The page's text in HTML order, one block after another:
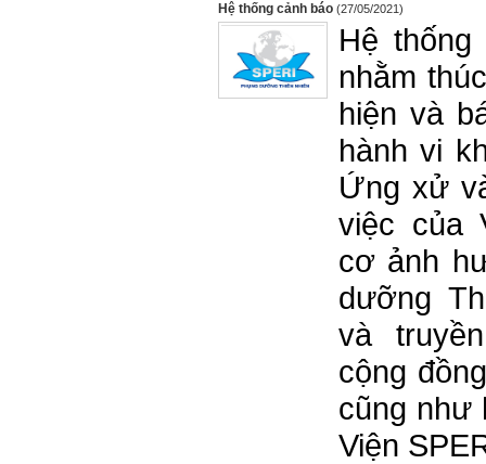
Hệ thống cảnh báo (27/05/2021)
Hệ
nhằm
hiện và
hành vi
Ứng xử
việc của
cơ ảnh
dưỡng
và
cộng
cũng như
Viện